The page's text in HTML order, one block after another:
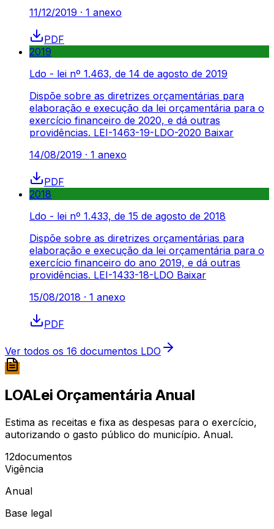
11/12/2019 · 1 anexo
PDF
2019
Ldo - lei nº 1.463, de 14 de agosto de 2019
Dispõe sobre as diretrizes orçamentárias para
elaboração e execução da lei orçamentária para o
exercício financeiro de 2020, e dá outras
providências. LEI-1463-19-LDO-2020 Baixar
14/08/2019 · 1 anexo
PDF
2018
Ldo - lei nº 1.433, de 15 de agosto de 2018
Dispõe sobre as diretrizes orçamentárias para
elaboração e execução da lei orçamentária para o
exercício financeiro do ano 2019, e dá outras
providências. LEI-1433-18-LDO Baixar
15/08/2018 · 1 anexo
PDF
Ver todos os 16 documentos LDO
LOALei Orçamentária Anual
Estima as receitas e fixa as despesas para o exercício,
autorizando o gasto público do município. Anual.
12documentos
Vigência
Anual
Base legal